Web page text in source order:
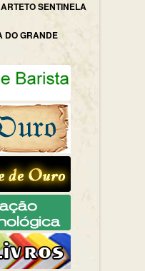
SENTINELA
DO GRANDE